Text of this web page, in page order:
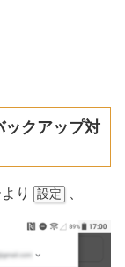
クアップ対
り 設定